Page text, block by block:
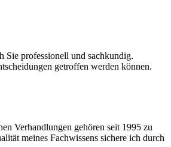
Sie professionell und sachkundig.
getroffen werden können.
Verhandlungen gehören seit 1995 zu
meines Fachwissens sichere ich durch